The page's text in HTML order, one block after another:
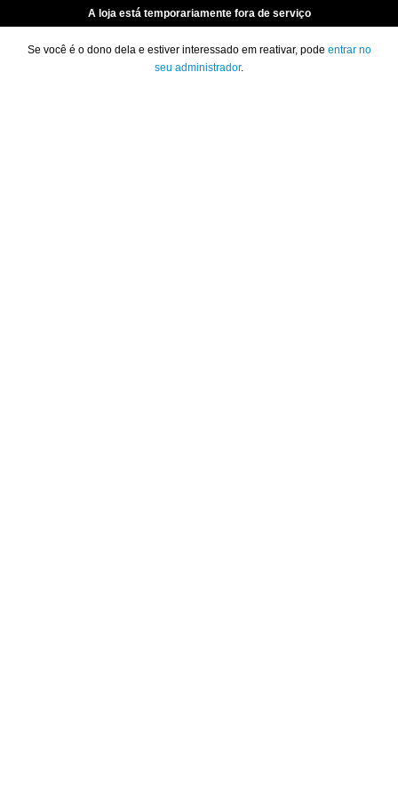
A loja está temporariamente fora de serviço
Se você é o dono dela e estiver interessado em reativar, pode entrar no
seu administrador.